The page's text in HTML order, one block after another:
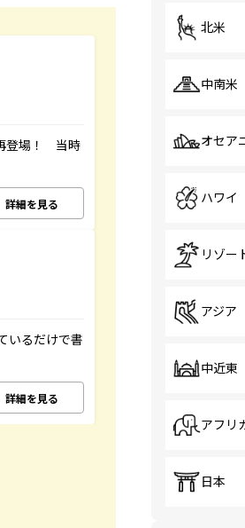
登場！ 当時
詳細を見る
いるだけで書
詳細を見る
北米
中南米
オセア
ハワイ
リゾー
アジア
中近東
アフリ
日本